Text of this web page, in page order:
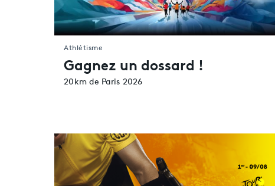
Gagnez un dossard !
20km de Paris 2026
Athlétisme